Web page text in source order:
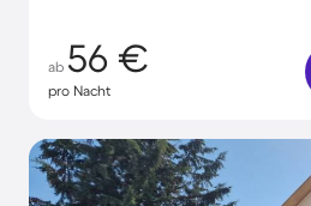
ab 56 €
pro Nacht